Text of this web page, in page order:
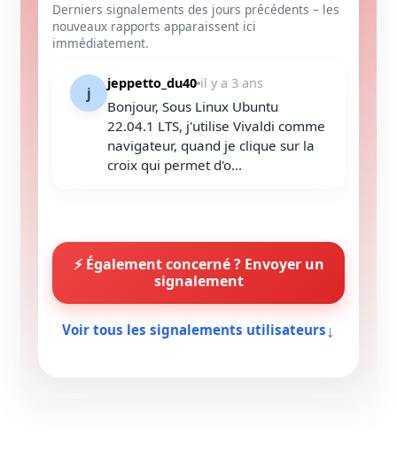
Derniers signalements des jours précédents – les
nouveaux rapports apparaissent ici
immédiatement.
j
jeppetto_du40 il y a 3 ans
Bonjour, Sous Linux Ubuntu
22.04.1 LTS, j'utilise Vivaldi comme
navigateur, quand je clique sur la
croix qui permet d'o...
⚡ Également concerné ? Envoyer un
signalement
Voir tous les signalements utilisateurs↓